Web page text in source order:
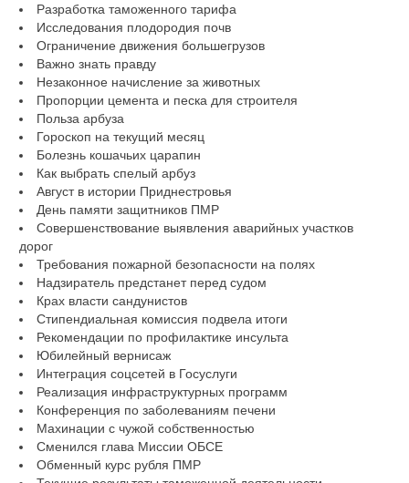
Разработка таможенного тарифа
Исследования плодородия почв
Ограничение движения большегрузов
Важно знать правду
Незаконное начисление за животных
Пропорции цемента и песка для строителя
Польза арбуза
Гороскоп на текущий месяц
Болезнь кошачьих царапин
Как выбрать спелый арбуз
Август в истории Приднестровья
День памяти защитников ПМР
Совершенствование выявления аварийных участков
дорог
Требования пожарной безопасности на полях
Надзиратель предстанет перед судом
Крах власти сандунистов
Стипендиальная комиссия подвела итоги
Рекомендации по профилактике инсульта
Юбилейный вернисаж
Интеграция соцсетей в Госуслуги
Реализация инфраструктурных программ
Конференция по заболеваниям печени
Махинации с чужой собственностью
Сменился глава Миссии ОБСЕ
Обменный курс рубля ПМР